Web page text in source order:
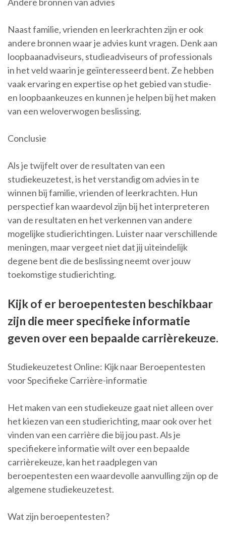
Naast familie, vrienden en leerkrachten zijn er ook
andere bronnen waar je advies kunt vragen. Denk aan
loopbaanadviseurs, studieadviseurs of professionals
in het veld waarin je geïnteresseerd bent. Ze hebben
vaak ervaring en expertise op het gebied van studie-
en loopbaankeuzes en kunnen je helpen bij het maken
van een weloverwogen beslissing.
Conclusie
Als je twijfelt over de resultaten van een
studiekeuzetest, is het verstandig om advies in te
winnen bij familie, vrienden of leerkrachten. Hun
perspectief kan waardevol zijn bij het interpreteren
van de resultaten en het verkennen van andere
mogelijke studierichtingen. Luister naar verschillende
meningen, maar vergeet niet dat jij uiteindelijk
degene bent die de beslissing neemt over jouw
toekomstige studierichting.
Kijk of er beroepentesten beschikbaar
zijn die meer specifieke informatie
geven over een bepaalde carrièrekeuze.
Studiekeuzetest Online: Kijk naar Beroepentesten
voor Specifieke Carrière-informatie
Het maken van een studiekeuze gaat niet alleen over
het kiezen van een studierichting, maar ook over het
vinden van een carrière die bij jou past. Als je
specifiekere informatie wilt over een bepaalde
carrièrekeuze, kan het raadplegen van
beroepentesten een waardevolle aanvulling zijn op de
algemene studiekeuzetest.
Wat zijn beroepentesten?